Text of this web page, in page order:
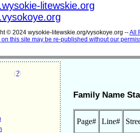
litewskie.org
© 2024 wysokie-litewskie.org/vysokoye.org --All
on this site may be re-published without our
(?)
Family Name
Page# Line#